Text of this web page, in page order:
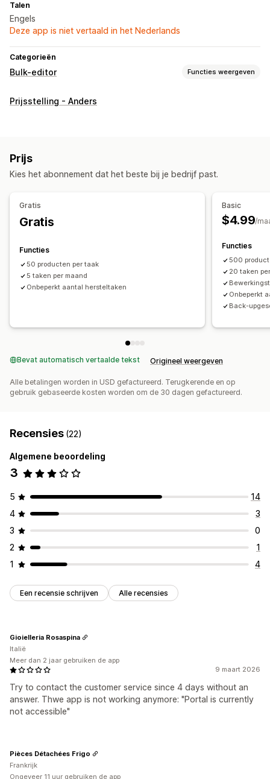
Talen
Engels
Deze app is niet vertaald in het Nederlands
Categorieën
Bulk-editor Functies weergeven
Bewerkbare bronnen
SEO-updates
Bulkbewerkingen
Prijsstelling - Anders
Prijs
Kies het abonnement dat het beste bij je bedrijf past.
Gratis
Gratis
Functies
50 producten per taak
5 taken per maand
Onbeperkt aantal hersteltaken
Basic
$4.99/
Functies
500
20 taken
Onbeperkt
Back-
Bevat automatisch vertaalde tekst Origineel weergeven
Alle betalingen worden in USD gefactureerd. Terugkerende en op
gebruik gebaseerde kosten worden om de 30 dagen gefactureerd.
Recensies (22)
Algemene beoordeling
3
5
14
4
3
3
0
2
1
1
4
Een recensie schrijven Alle recensies
9 maart 2026
Try to contact the customer service since 4 days without an
answer. Thwe app is not working anymore: "Portal is currently
not accessible"
Gioielleria Rosaspina
Italië
Meer dan 2 jaar gebruiken de app
Pièces Détachées Frigo
Frankrijk
Ongeveer 11 uur gebruiken de app